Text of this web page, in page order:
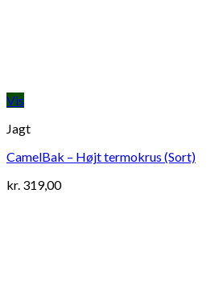
Vis
Jagt
CamelBak – Højt termokrus (Sort)
kr. 319,00